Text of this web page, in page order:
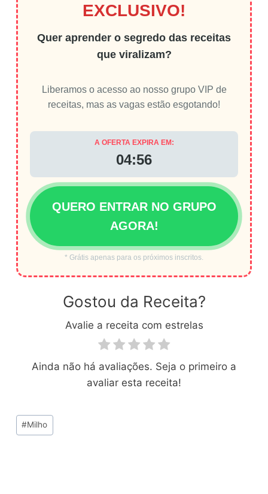
EXCLUSIVO!
Quer aprender o segredo das receitas
que viralizam?
Liberamos o acesso ao nosso grupo VIP de
receitas, mas as vagas estão esgotando!
A OFERTA EXPIRA EM:
04:56
QUERO ENTRAR NO GRUPO
AGORA!
* Grátis apenas para os próximos inscritos.
Gostou da Receita?
Avalie a receita com estrelas
Ainda não há avaliações. Seja o primeiro a
avaliar esta receita!
Tags
do
#Milho